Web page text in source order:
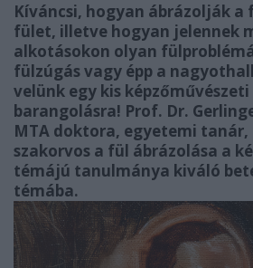
Kíváncsi, hogyan ábrázolják a
fület, illetve hogyan jelennek
alkotásokon olyan
fülzúgás vagy épp a
velünk egy kis képzőművészeti
barangolásra! Prof. Dr.
MTA doktora, egyetemi tanár,
szakorvos a fül ábrázolása a
témájú tanulmánya kiváló
témába.